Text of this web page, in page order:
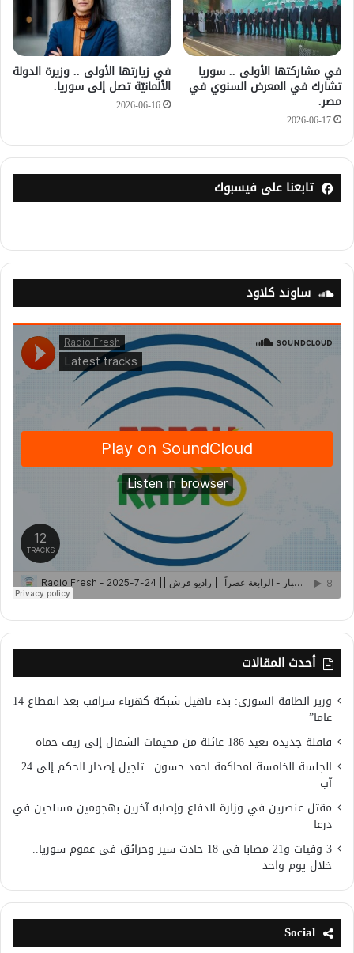
في مشاركتها الأولى .. سوريا
تشارك في المعرض السنوي في
مصر.
2026-06-17
في زيارتها الأولى .. وزيرة الدولة
الألمانيّة تصل إلى سوريا.
2026-06-16
تابعنا على فيسبوك
ساوند كلاود
أحدث المقالات
وزير الطاقة السوري: بدء تاهيل شبكة كهرباء سراقب بعد انقطاع 14
عاما”
قافلة جديدة تعيد 186 عائلة من مخيمات الشمال إلى ريف حماة
الجلسة الخامسة لمحاكمة احمد حسون.. تاجيل إصدار الحكم إلى 24
آب
مقتل عنصرين في وزارة الدفاع وإصابة آخرين بهجومين مسلحين في
درعا
3 وفيات و21 مصابا في 18 حادث سير وحرائق في عموم سوريا..
خلال يوم واحد
Social